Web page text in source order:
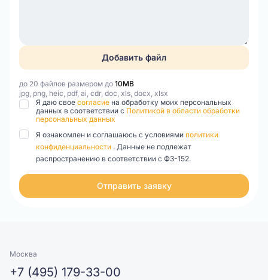
Добавить файл
до 20 файлов размером до 10MB
jpg, png, heic, pdf, ai, cdr, doc, xls, docx, xlsx
Я даю свое согласие на обработку моих персональных
данных в соответствии с Политикой в области обработки
персональных данных
Я ознакомлен и соглашаюсь с условиями политики
конфиденциальности . Данные не подлежат
распространению в соответствии с ФЗ-152.
Отправить заявку
Москва
+7 (495) 179-33-00